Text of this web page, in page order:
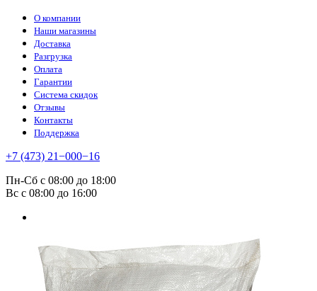
О компании
Наши магазины
Доставка
Разгрузка
Оплата
Гарантии
Система скидок
Отзывы
Контакты
Поддержка
+7 (473) 21−000−16
Пн-Сб с 08:00 до 18:00
Вс с 08:00 до 16:00